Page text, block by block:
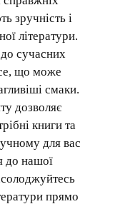
зручність і
літератури.
сучасних
що може
смаки.
дозволяє
книги та
для вас
до нашої
прямо